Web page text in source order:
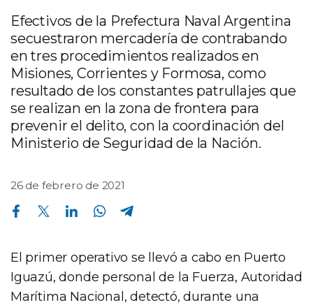
Efectivos de la Prefectura Naval Argentina
secuestraron mercadería de contrabando
en tres procedimientos realizados en
Misiones, Corrientes y Formosa, como
resultado de los constantes patrullajes que
se realizan en la zona de frontera para
prevenir el delito, con la coordinación del
Ministerio de Seguridad de la Nación.
26 de febrero de 2021
Compartir en Facebook Compartir en Twitter Compartir en Linkedin Compartir en Whatsapp
El primer operativo se llevó a cabo en Puerto
Iguazú, donde personal de la Fuerza, Autoridad
Marítima Nacional, detectó, durante una